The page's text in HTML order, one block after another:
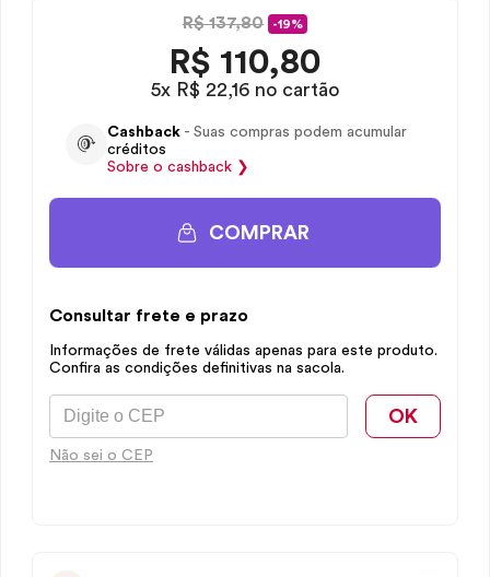
R$ 137,80 -19%
R$ 110,80
5x R$ 22,16 no cartão
Cashback - Suas compras podem acumular
créditos
Sobre o cashback ❯
COMPRAR
Consultar frete e prazo
Informações de frete válidas apenas para este produto.
Confira as condições definitivas na sacola.
OK
Não sei o CEP